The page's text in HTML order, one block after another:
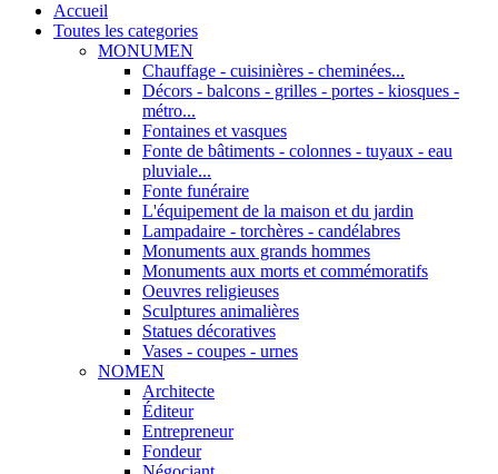
Accueil
Toutes les categories
MONUMEN
Chauffage - cuisinières - cheminées...
Décors - balcons - grilles - portes - kiosques -
métro...
Fontaines et vasques
Fonte de bâtiments - colonnes - tuyaux - eau
pluviale...
Fonte funéraire
L'équipement de la maison et du jardin
Lampadaire - torchères - candélabres
Monuments aux grands hommes
Monuments aux morts et commémoratifs
Oeuvres religieuses
Sculptures animalières
Statues décoratives
Vases - coupes - urnes
NOMEN
Architecte
Éditeur
Entrepreneur
Fondeur